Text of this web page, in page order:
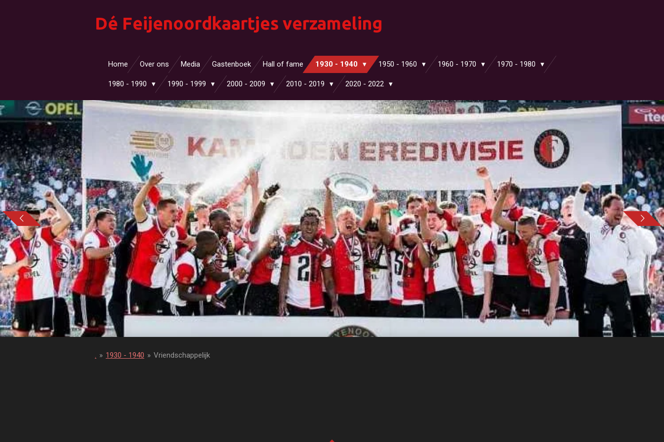
Dé Feijenoordkaartjes verzameling
Home Over ons Media Gastenboek Hall of fame 1930 - 1940 1950 - 1960 1960 - 1970 1970 - 1980
1980 - 1990 1990 - 1999 2000 - 2009 2010 - 2019 2020 - 2022
. » 1930 - 1940 » Vriendschappelijk